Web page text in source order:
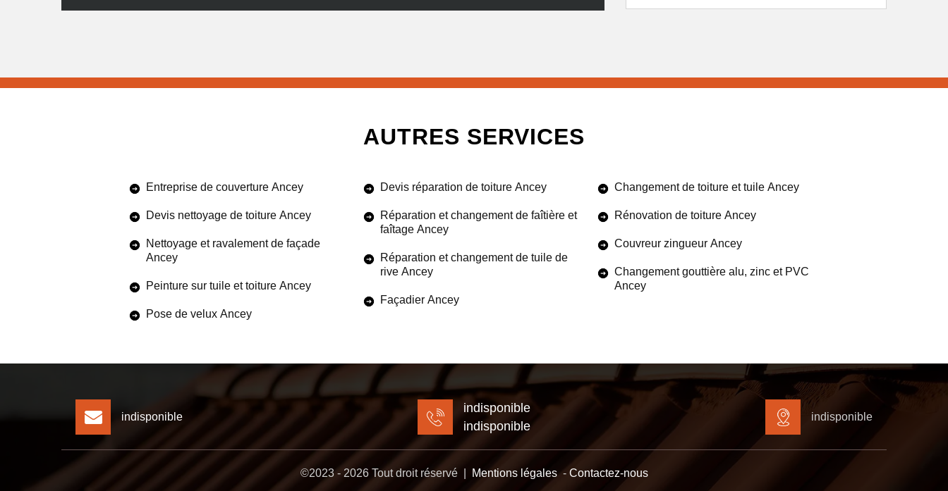
AUTRES SERVICES
Entreprise de couverture Ancey
Devis nettoyage de toiture Ancey
Nettoyage et ravalement de façade
Ancey
Peinture sur tuile et toiture Ancey
Pose de velux Ancey
Devis réparation de toiture Ancey
Réparation et changement de faîtière et
faîtage Ancey
Réparation et changement de tuile de
rive Ancey
Façadier Ancey
Changement de toiture et tuile Ancey
Rénovation de toiture Ancey
Couvreur zingueur Ancey
Changement gouttière alu, zinc et PVC
Ancey
indisponible
indisponible
indisponible
indisponible
©2023 - 2026 Tout droit réservé | Mentions légales- Contactez-nous